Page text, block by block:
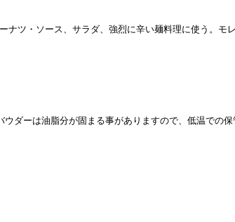
ツ・ソース、サラダ、強烈に辛い麺料理に使う。モ
ダーは油脂分が固まる事がありますので、低温での